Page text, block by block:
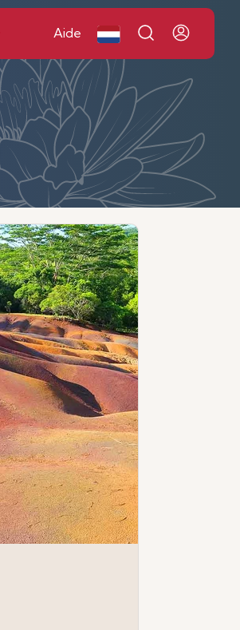
Aide